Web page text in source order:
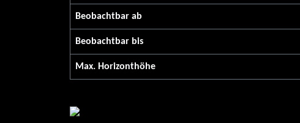
Beobachtbar ab
Beobachtbar bis
Max. Horizont­höhe